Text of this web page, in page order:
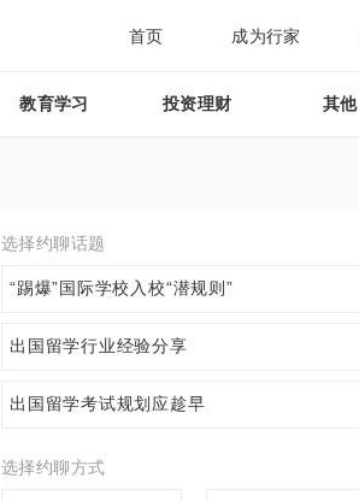
首页 成为行家
教育学习 投资理财 其他
选择约聊话题
“踢爆”国际学校入校“潜规则”
出国留学行业经验分享
出国留学考试规划应趁早
选择约聊方式